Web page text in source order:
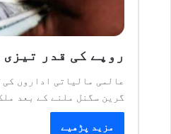
روپے کی قدر
عالمی مالیاتی اداروں
گرین سگنل ملنے کے بعد
مزید پڑھیے